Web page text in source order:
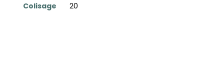
Colisage
20